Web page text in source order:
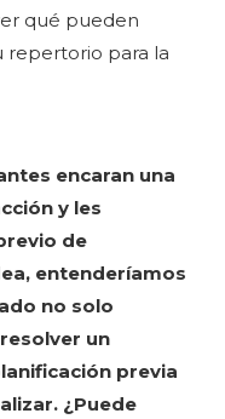
qué pueden
repertorio para la
encaran una
y les
de
entenderíamos
no solo
un
previa
¿Puede